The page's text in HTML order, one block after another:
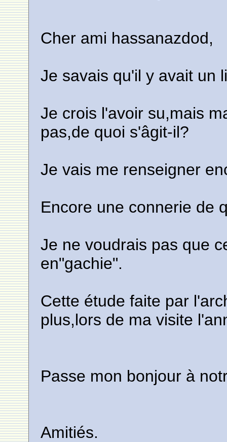
Cher ami hassanazdod,
Je savais qu'il y avait un
Je crois l'avoir su,mais
pas,de quoi s'âgit-il?
Je vais me renseigner
Encore une connerie de
Je ne voudrais pas que
en"gachie".
Cette étude faite par
plus,lors de ma visite
Passe mon bonjour à
Amitiés.